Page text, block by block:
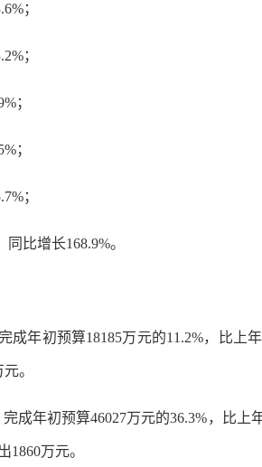
；
；
；
；
；
比增长168.9%。
成年初预算18185万元的11.2%，比上
。
成年初预算46027万元的36.3%，比
万元。